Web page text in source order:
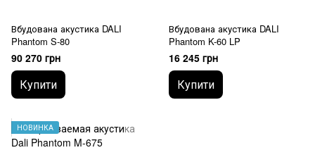
Вбудована акустика DALI
Phantom S-80
90 270 грн
Купити
Вбудована акустика DALI
Phantom K-60 LP
16 245 грн
Купити
НОВИНКА